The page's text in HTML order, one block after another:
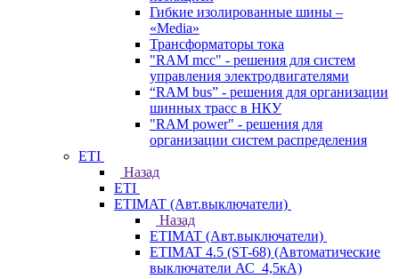
Гибкие изолированные шины –
«Media»
Трансформаторы тока
"RAM mcc" - решения для систем
управления электродвигателями
“RAM bus” - решения для организации
шинных трасс в НКУ
"RAM power" - решения для
организации систем распределения
ETI
Назад
ETI
ETIMAT (Авт.выключатели)
Назад
ETIMAT (Авт.выключатели)
ETIMAT 4.5 (ST-68) (Автоматические
выключатели АС_4,5кА)